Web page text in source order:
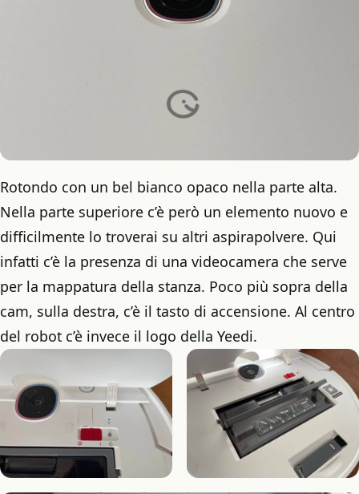
Rotondo con un bel bianco opaco nella parte alta.
Nella parte superiore c’è però un elemento nuovo e
difficilmente lo troverai su altri aspirapolvere. Qui
infatti c’è la presenza di una videocamera che serve
per la mappatura della stanza. Poco più sopra della
cam, sulla destra, c’è il tasto di accensione. Al centro
del robot c’è invece il logo della Yeedi.